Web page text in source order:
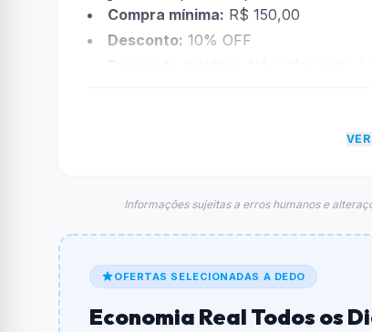
Compra mínima: R$ 150,00
Desconto: 10% OFF
dará um
econtradas informações sobre restrição
O cupom dá10% OFFem compras.
Qual é o valor minimo de compra?
Informações sujeitas a erros humanos e
OFERTAS SELECIONADAS A DEDO
Economia Real Todos os